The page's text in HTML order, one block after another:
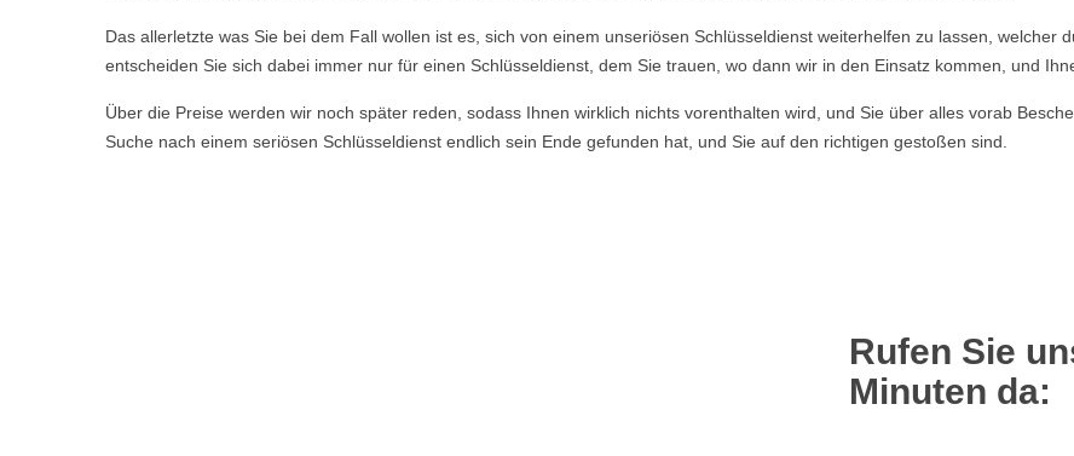
Das allerletzte was Sie bei dem Fall wollen ist es, sich von einem unseriösen Schlüsseldienst weiterhelfen zu lassen, welcher
entscheiden Sie sich dabei immer nur für einen Schlüsseldienst, dem Sie trauen, wo dann wir in den Einsatz kommen, und
Über die Preise werden wir noch später reden, sodass Ihnen wirklich nichts vorenthalten wird, und Sie über alles vorab
Suche nach einem seriösen Schlüsseldienst endlich sein Ende gefunden hat, und Sie auf den richtigen gestoßen sind.
Rufen Sie
Minuten da: